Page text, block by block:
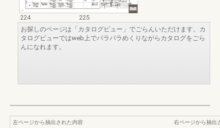
224
225
お探しのページは「カタログビュー」でごらんいただけます。カ
タログビューではweb上でパラパラめくりながらカタログをごら
んになれます。
左ページから抽出された内容
右ページから抽出